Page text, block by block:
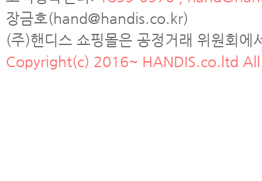
장금호(hand@handis.co.kr)
(주)핸디스 쇼핑몰은 공정거래 위원회
Copyright(c) 2016~ HANDIS.co.ltd